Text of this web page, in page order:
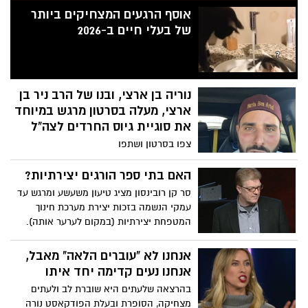
לאבל. "אדם אבל הולך לצחוק שוב ולחייך
שוב", היא אומרת. "הם הולכים לנוע קדימה,
אוסף הרגעים המצחיקים ביותר
של בעלי חיים ב-2026
נוריה בן ארצי, ובנו של הרב ניר בן
ארצי, מעלה בסרטון מרגש במיוחד
את סוגיית גיוס החרדים לצה"ל
צפו בסרטון ושתפו
האם בתי ספר הורגים יצירתיות?
סר קן רובינסון מציג טיעון משעשע ומרגש עד
עמקי הנשמה בזכות יצירת מערכת חינוך
המטפחת יצירתיות (במקום לערער אותה).
אנחנו לא "עוברים הלאה" מאבל,
אנחנו נעים קדימה יחד איתו
בהרצאה שלעתים היא שוברת לב ולעתים
מצחיקה, הסופרת ובעלת הפודקאסט נורה